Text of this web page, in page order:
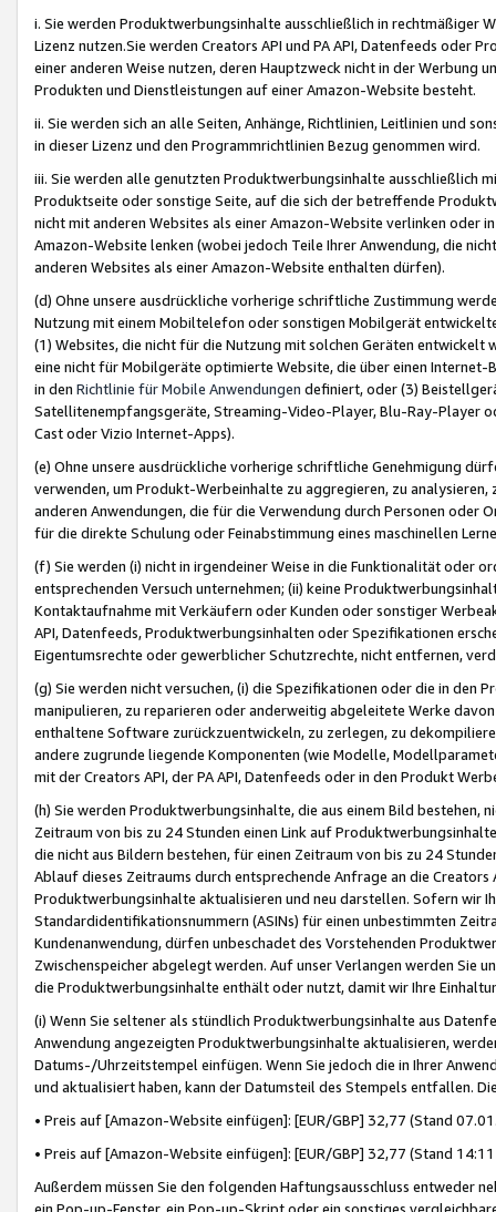
i. Sie werden Produktwerbungsinhalte ausschließlich in rechtmäßiger
Lizenz nutzen.Sie werden Creators API und PA API, Datenfeeds oder
einer anderen Weise nutzen, deren Hauptzweck nicht in der Werbung
Produkten und Dienstleistungen auf einer Amazon-Website besteht.
ii. Sie werden sich an alle Seiten, Anhänge, Richtlinien, Leitlinien und
in dieser Lizenz und den Programmrichtlinien Bezug genommen wird.
iii. Sie werden alle genutzten Produktwerbungsinhalte ausschließlich
Produktseite oder sonstige Seite, auf die sich der betreffende
nicht mit anderen Websites als einer Amazon-Website verlinken oder
Amazon-Website lenken (wobei jedoch Teile Ihrer Anwendung, die
anderen Websites als einer Amazon-Website enthalten dürfen).
(d) Ohne unsere ausdrückliche vorherige schriftliche Zustimmung
Nutzung mit einem Mobiltelefon oder sonstigen Mobilgerät
(1) Websites, die nicht für die Nutzung mit solchen Geräten
eine nicht für Mobilgeräte optimierte Website, die über einen
in den Richtlinie für Mobile Anwendungen definiert, oder (3)
Satellitenempfangsgeräte, Streaming-Video-Player, Blu-Ray-Player
Cast oder Vizio Internet-Apps).
(e) Ohne unsere ausdrückliche vorherige schriftliche Genehmigung
verwenden, um Produkt-Werbeinhalte zu aggregieren, zu
anderen Anwendungen, die für die Verwendung durch Personen
für die direkte Schulung oder Feinabstimmung eines maschinellen
(f) Sie werden (i) nicht in irgendeiner Weise in die Funktionalität oder
entsprechenden Versuch unternehmen; (ii) keine
Kontaktaufnahme mit Verkäufern oder Kunden oder sonstiger
API, Datenfeeds, Produktwerbungsinhalten oder Spezifikationen
Eigentumsrechte oder gewerblicher Schutzrechte, nicht entfernen,
(g) Sie werden nicht versuchen, (i) die Spezifikationen oder die in
manipulieren, zu reparieren oder anderweitig abgeleitete Werke
enthaltene Software zurückzuentwickeln, zu zerlegen, zu
andere zugrunde liegende Komponenten (wie Modelle,
mit der Creators API, der PA API, Datenfeeds oder in den Produkt
(h) Sie werden Produktwerbungsinhalte, die aus einem Bild bestehen,
Zeitraum von bis zu 24 Stunden einen Link auf
die nicht aus Bildern bestehen, für einen Zeitraum von bis zu 24
Ablauf dieses Zeitraums durch entsprechende Anfrage an die
Produktwerbungsinhalte aktualisieren und neu darstellen. Sofern wir
Standardidentifikationsnummern (ASINs) für einen unbestimmten
Kundenanwendung, dürfen unbeschadet des Vorstehenden
Zwischenspeicher abgelegt werden. Auf unser Verlangen werden Sie
die Produktwerbungsinhalte enthält oder nutzt, damit wir Ihre
(i) Wenn Sie seltener als stündlich Produktwerbungsinhalte aus
Anwendung angezeigten Produktwerbungsinhalte aktualisieren,
Datums-/Uhrzeitstempel einfügen. Wenn Sie jedoch die in Ihrer
und aktualisiert haben, kann der Datumsteil des Stempels entfallen.
• Preis auf [Amazon-Website einfügen]: [EUR/GBP] 32,77 (Stand
• Preis auf [Amazon-Website einfügen]: [EUR/GBP] 32,77 (Stand
Außerdem müssen Sie den folgenden Haftungsausschluss entweder
ein Pop-up-Fenster, ein Pop-up-Skript oder ein sonstiges